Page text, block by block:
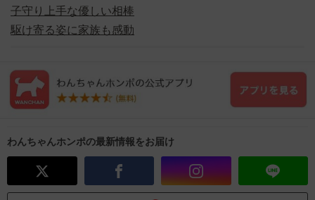
子守り上手な優しい相棒
駆け寄る姿に家族も感動
わんちゃんホンポの最新情報をお届け